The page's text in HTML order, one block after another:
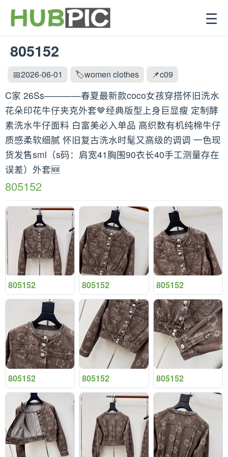
☰
805152
📅2026-06-01 🏷️women clothes 📌c09
C家 26Ss————春夏最新款coco女孩穿搭怀旧洗水
花朵印花牛仔夹克外套🤎经典版型上身巨显瘦 定制酵
素洗水牛仔面料 白富美必入单品 高织数有机纯棉牛仔
质感柔软细腻 怀旧复古洗水时髦又高级的调调 一色现
货发售sml（s码：肩宽41胸围90衣长40手工测量存在
误差）外套🆕
805152
805152 805152 805152
805152 805152 805152